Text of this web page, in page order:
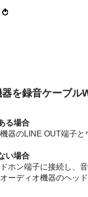
を録音ケーブル
る場合
器のLINE OUT端子
い場合
ホン端子に接続し、
ーディオ機器のヘッ